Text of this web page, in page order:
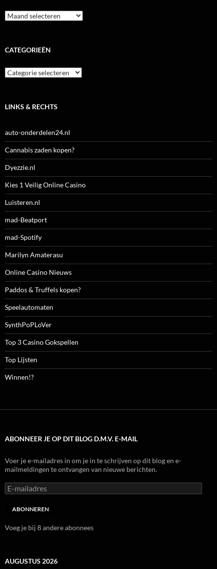
Archieven
CATEGORIEËN
Categorieën
LINKS & RECHTS
auto-onderdelen24.nl
Cannabis zaden kopen?
Dyezzie.nl
Kies 1 Veilig Online Casino
Luisteren.nl
mad-Beatport
mad-Spotify
Marilyn Amaterasu
Online Casino Nieuws
Paddos & Truffels kopen?
Speelautomaten
SynthPoPLoVer
Top 3 Casino Gokspellen
Top Lijsten
Winnen!?
ABONNEER JE OP DIT BLOG D.M.V. E-MAIL
Voer je e-mailadres in om je in te schrijven op dit blog en e-
mailmeldingen te ontvangen van nieuwe berichten.
E-
mailadres
ABONNEREN
Voeg je bij 8 andere abonnees
AUGUSTUS 2026